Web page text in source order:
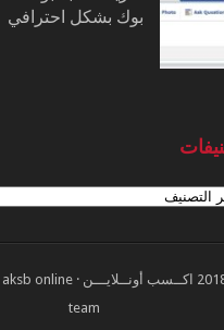
بوك بشكل احترافي
اكــسب أونــلايـــن ·
aksb online
team